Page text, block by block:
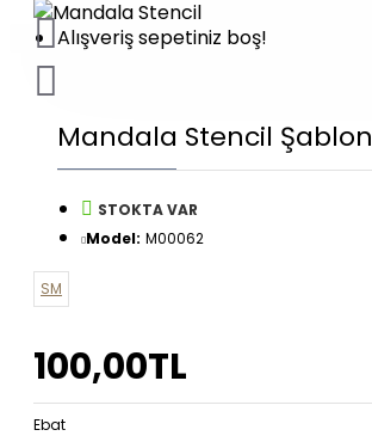
Alışveriş sepetiniz boş!
Mandala Stencil Şablon
STOKTA VAR
Model: M00062
SM
100,00TL
Ebat